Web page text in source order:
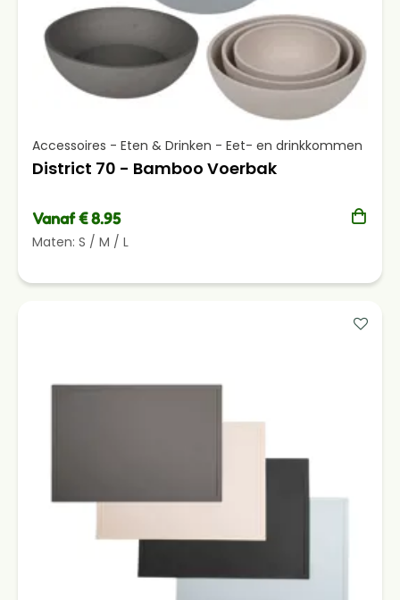
Accessoires - Eten & Drinken - Eet- en drinkkommen
District 70 - Bamboo Voerbak
Vanaf € 8.95
Maten: S / M / L